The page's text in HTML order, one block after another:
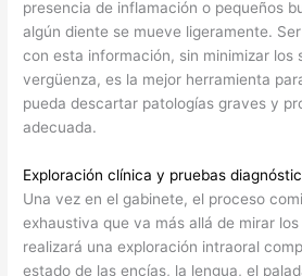
presencia de inflamación o pequeños
algún diente se mueve ligeramente. Ser
con esta información, sin minimizar los
vergüenza, es la mejor herramienta
pueda descartar patologías graves y
adecuada.
Exploración clínica y pruebas
Una vez en el gabinete, el proceso
exhaustiva que va más allá de mirar
realizará una exploración intraoral
estado de las encías, la lengua, el